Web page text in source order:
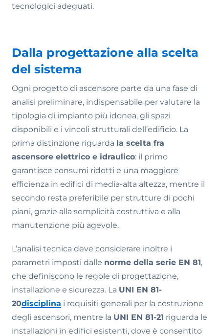
tecnologici adeguati.
Dalla progettazione alla scelta
del sistema
Ogni progetto di ascensore parte da una fase di
analisi preliminare, indispensabile per valutare la
tipologia di impianto più idonea, gli spazi
disponibili e i vincoli strutturali dell’edificio. La
prima distinzione riguarda la scelta fra
ascensore elettrico e idraulico: il primo
garantisce consumi ridotti e una maggiore
efficienza in edifici di media-alta altezza, mentre il
secondo resta preferibile per strutture di pochi
piani, grazie alla semplicità costruttiva e alla
manutenzione più agevole.
L’analisi tecnica deve considerare inoltre i
parametri imposti dalle norme della serie EN 81,
che definiscono le regole di progettazione,
installazione e sicurezza. La UNI EN 81-
20disciplina i requisiti generali per la costruzione
degli ascensori, mentre la UNI EN 81-21 riguarda le
installazioni in edifici esistenti, dove è consentito